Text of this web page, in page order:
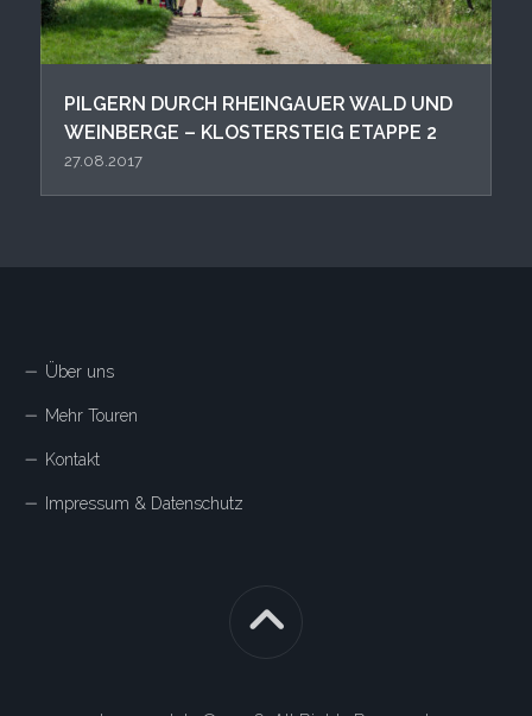
PIL GERN DURCH RHEINGAUER WALD UND
WEINBERGE – KLOSTERSTEIG ETAPPE 2
27.08.2017
Über uns
Mehr Touren
Kontakt
Impressum & Datenschutz